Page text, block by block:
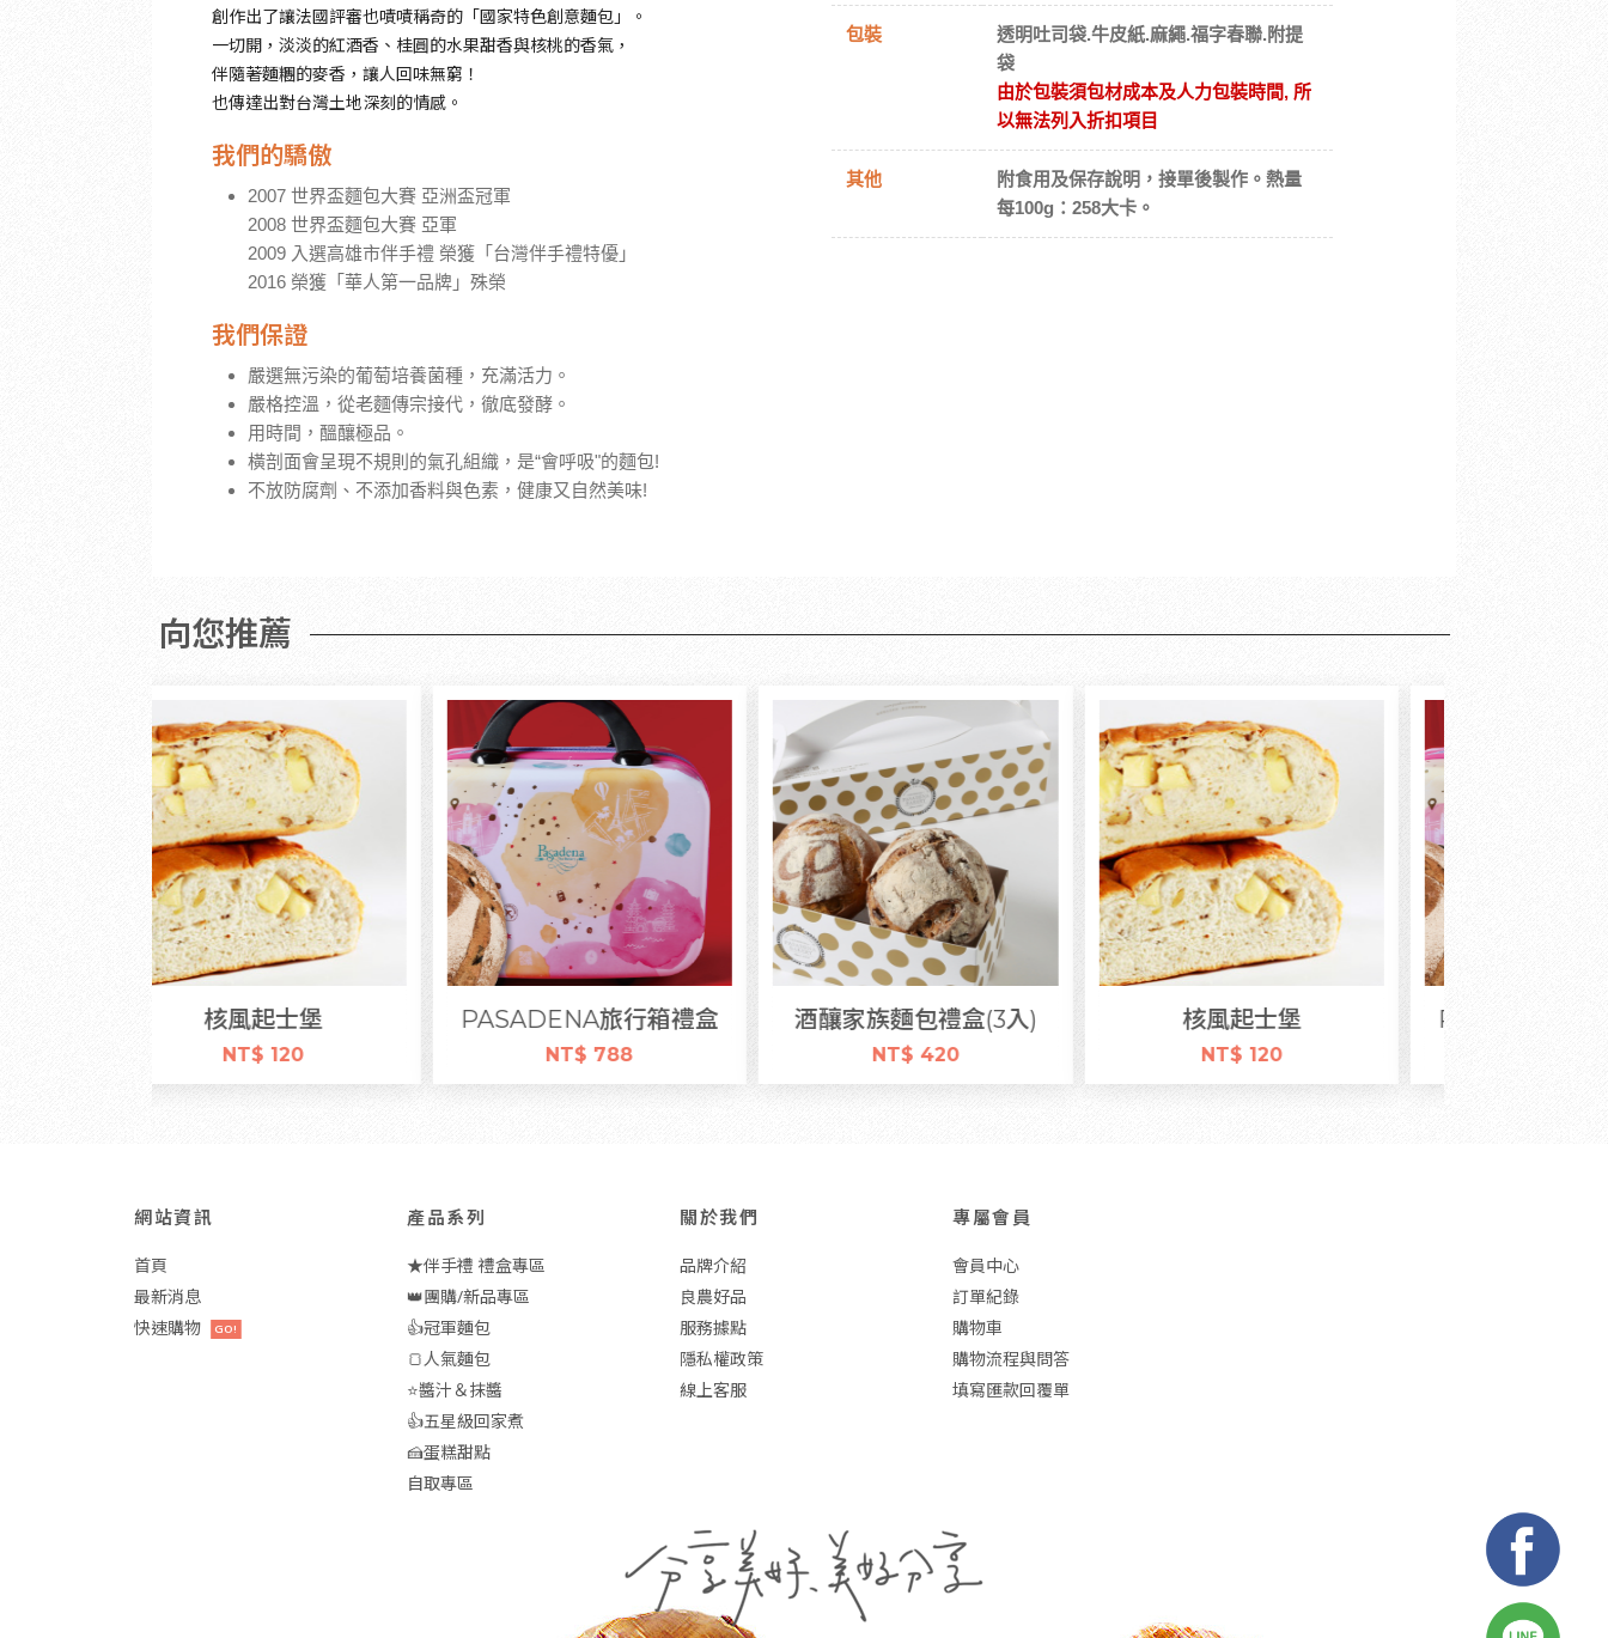
創作出了讓法國評審也嘖嘖稱奇的「國家特色創意麵包」。
一切開，淡淡的紅酒香、桂圓的水果甜香與核桃的香氣，
伴隨著麵糰的麥香，讓人回味無窮！
也傳達出對台灣土地深刻的情感。
我們的驕傲
2007 世界盃麵包大賽 亞洲盃冠軍
2008 世界盃麵包大賽 亞軍
2009 入選高雄市伴手禮 榮獲「台灣伴手禮特優」
2016 榮獲「華人第一品牌」殊榮
我們保證
嚴選無污染的葡萄培養菌種，充滿活力。
嚴格控溫，從老麵傳宗接代，徹底發酵。
用時間，醞釀極品。
橫剖面會呈現不規則的氣孔組織，是“會呼吸"的麵包!
不放防腐劑、不添加香料與色素，健康又自然美味!
包裝
透明吐司袋.牛皮紙.麻繩.福字春聯.附提
袋
由於包裝須包材成本及人力包裝時間, 所
以無法列入折扣項目
其他
附食用及保存說明，接單後製作。熱量
每100g：258大卡。
向您推薦
PASADENA旅行箱禮盒
NT$ 788
酒釀家族麵包禮盒(3入)
NT$ 420
核風起士堡
NT$ 120
PASADENA旅行箱禮盒
NT$ 788
網站資訊
首頁
最新消息
快速購物
GO!
產品系列
★伴手禮 禮盒專區
👑團購/新品專區
👍冠軍麵包
🍞人氣麵包
⭐醬汁＆抹醬
👍五星級回家煮
🍰蛋糕甜點
自取專區
關於我們
品牌介紹
良農好品
服務據點
隱私權政策
線上客服
專屬會員
會員中心
訂單紀錄
購物車
購物流程與問答
填寫匯款回覆單